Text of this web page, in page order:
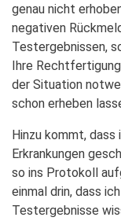
genau nicht
negativen
Testergebnissen,
Ihre
der Situation
schon erheben
Hinzu kommt, dass
Erkrankungen
so ins Protokoll
einmal drin, dass
Testergebnisse